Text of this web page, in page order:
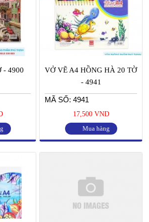
- 4900
VỞ VẼ A4 HỒNG HÀ 20 TỜ
- 4941
MÃ SỐ: 4941
17,500 VND
Mua hàng